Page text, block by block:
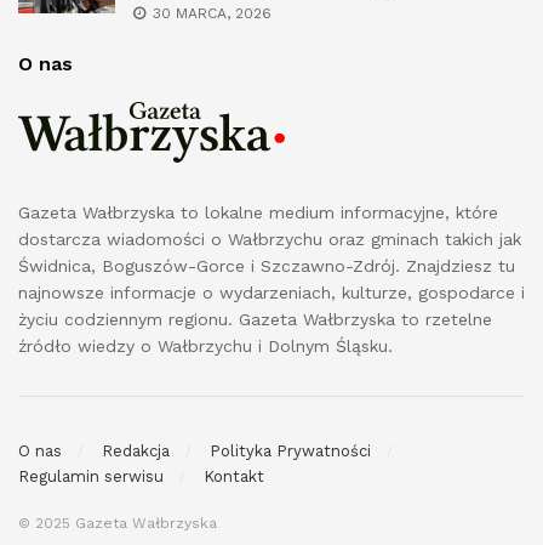
30 MARCA, 2026
O nas
Gazeta Wałbrzyska to lokalne medium informacyjne, które
dostarcza wiadomości o Wałbrzychu oraz gminach takich jak
Świdnica, Boguszów-Gorce i Szczawno-Zdrój. Znajdziesz tu
najnowsze informacje o wydarzeniach, kulturze, gospodarce i
życiu codziennym regionu. Gazeta Wałbrzyska to rzetelne
źródło wiedzy o Wałbrzychu i Dolnym Śląsku.
O nas Redakcja
Polityka Prywatności
Regulamin serwisu
Kontakt
© 2025 Gazeta Wałbrzyska